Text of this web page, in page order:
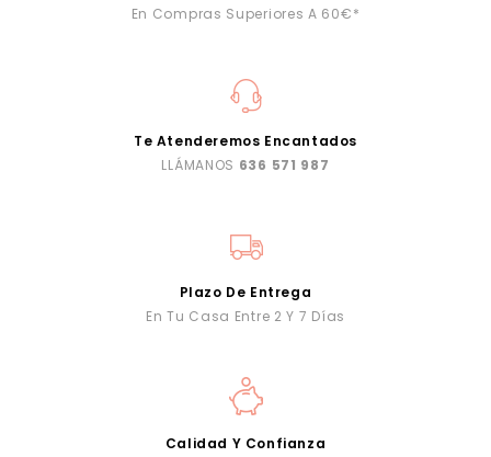
En Compras Superiores A 60€*
Te Atenderemos Encantados
LLÁMANOS 636 571 987
Plazo De Entrega
En Tu Casa Entre 2 Y 7 Días
Calidad Y Confianza